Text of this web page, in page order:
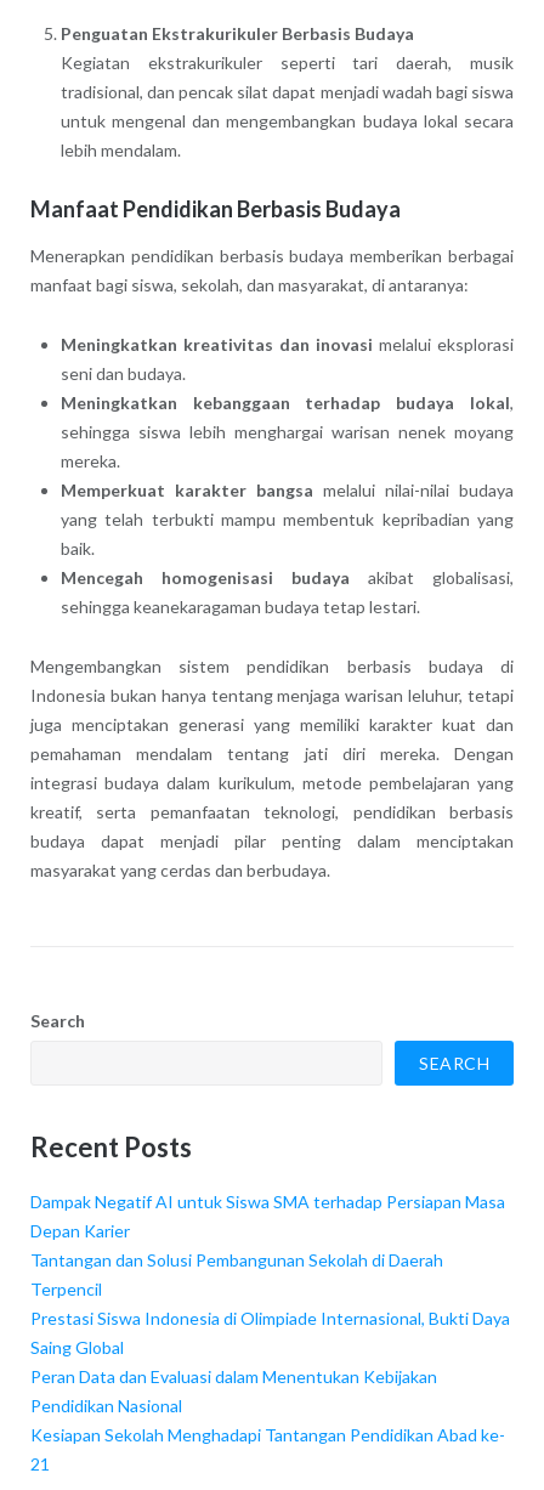
Penguatan Ekstrakurikuler Berbasis Budaya
Kegiatan ekstrakurikuler seperti tari daerah, musik
tradisional, dan pencak silat dapat menjadi wadah bagi siswa
untuk mengenal dan mengembangkan budaya lokal secara
lebih mendalam.
Manfaat Pendidikan Berbasis Budaya
Menerapkan pendidikan berbasis budaya memberikan berbagai
manfaat bagi siswa, sekolah, dan masyarakat, di antaranya:
Meningkatkan kreativitas dan inovasi melalui eksplorasi
seni dan budaya.
Meningkatkan kebanggaan terhadap budaya lokal,
sehingga siswa lebih menghargai warisan nenek moyang
mereka.
Memperkuat karakter bangsa melalui nilai-nilai budaya
yang telah terbukti mampu membentuk kepribadian yang
baik.
Mencegah homogenisasi budaya akibat globalisasi,
sehingga keanekaragaman budaya tetap lestari.
Mengembangkan sistem pendidikan berbasis budaya di
Indonesia bukan hanya tentang menjaga warisan leluhur, tetapi
juga menciptakan generasi yang memiliki karakter kuat dan
pemahaman mendalam tentang jati diri mereka. Dengan
integrasi budaya dalam kurikulum, metode pembelajaran yang
kreatif, serta pemanfaatan teknologi, pendidikan berbasis
budaya dapat menjadi pilar penting dalam menciptakan
masyarakat yang cerdas dan berbudaya.
Search
SEARCH
Recent Posts
Dampak Negatif AI untuk Siswa SMA terhadap Persiapan Masa
Depan Karier
Tantangan dan Solusi Pembangunan Sekolah di Daerah
Terpencil
Prestasi Siswa Indonesia di Olimpiade Internasional, Bukti Daya
Saing Global
Peran Data dan Evaluasi dalam Menentukan Kebijakan
Pendidikan Nasional
Kesiapan Sekolah Menghadapi Tantangan Pendidikan Abad ke-
21